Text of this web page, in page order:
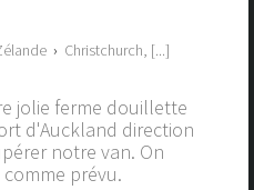
› Christchurch, [...]
jolie ferme douillette
d'Auckland direction
notre van. On
prévu.